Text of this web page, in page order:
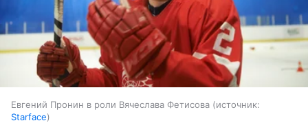
Евгений Пронин в роли Вячеслава Фетисова
источник:
Starface